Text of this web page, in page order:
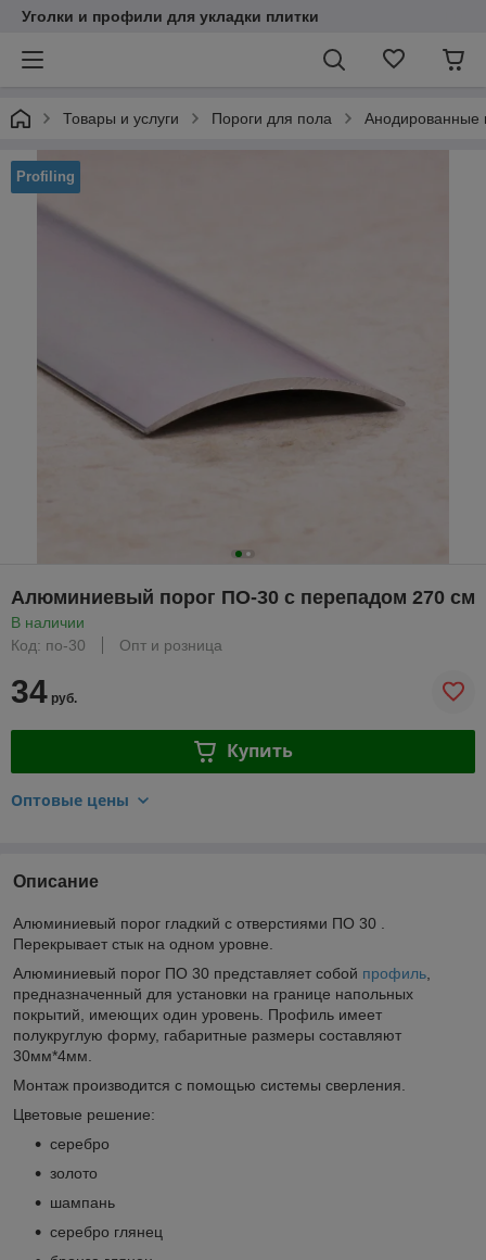
Уголки и профили для укладки плитки
Товары и услуги Пороги для пола Анодированные
Profiling
Алюминиевый порог ПО-30 с перепадом 270 см
В наличии
Код: по-30
Опт и розница
34 руб.
Купить
Оптовые цены
Описание
Алюминиевый порог гладкий с отверстиями ПО 30 .
Перекрывает стык на одном уровне.
Алюминиевый порог ПО 30 представляет собой профиль
предназначенный для установки на границе напольных
покрытий, имеющих один уровень. Профиль имеет
полукруглую форму, габаритные размеры составляют
30мм*4мм.
Монтаж производится с помощью системы сверления.
Цветовые решение:
серебро
золото
шампань
серебро глянец